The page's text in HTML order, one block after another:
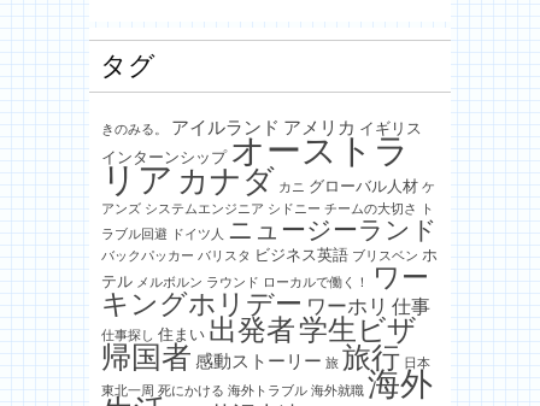
タグ
きのみる。 アイルランド アメリカ イギリス
インターンシップ オーストラ
リア カナダ カニ グローバル人材 ケ
アンズ システムエンジニア シドニー チームの大切さ
ト
ラブル回避
ドイツ人 ニュージーランド
バックパッカー バリスタ ビジネス英語 ブリスベン ホ
テル メルボルン ラウンド ローカルで働く！
ワー
キングホリデー ワーホリ 仕事
仕事探し 住まい 出発者学生ビザ
帰国者 感動ストーリー 旅 旅行 日本
東北一周 死にかける 海外トラブル 海外就職 海外